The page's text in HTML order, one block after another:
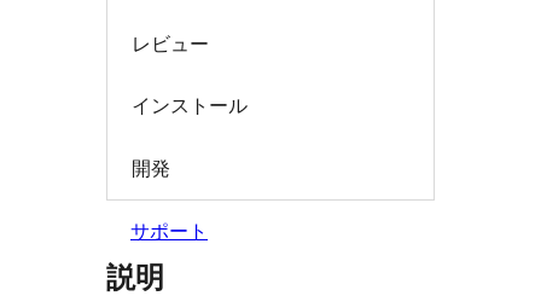
レビュー
インストール
開発
サポート
説明